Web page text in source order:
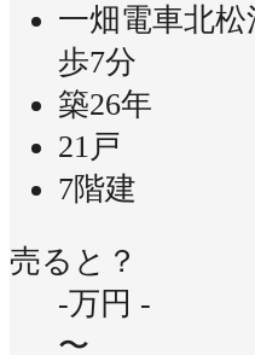
一畑電車北
歩7分
築26年
21戸
7階建
売ると？
-万円 -
〜